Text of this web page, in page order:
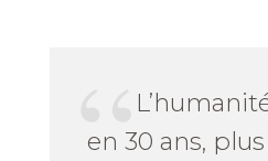
en 30 ans, plus